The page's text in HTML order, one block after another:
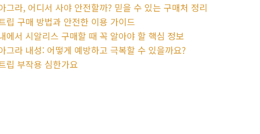
그라, 어디서 사야 안전할까? 믿을 수 있는 구매처 정리
립 구매 방법과 안전한 이용 가이드
에서 시알리스 구매할 때 꼭 알아야 할 핵심 정보
그라 내성: 어떻게 예방하고 극복할 수 있을까요?
립 부작용 심한가요